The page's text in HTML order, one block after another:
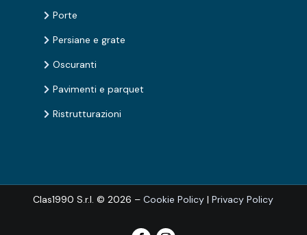
 Porte
 Persiane e grate
 Oscuranti
 Pavimenti e parquet
 Ristrutturazioni
Clas1990 S.r.l.© 2026 –Cookie Policy |Privacy Policy